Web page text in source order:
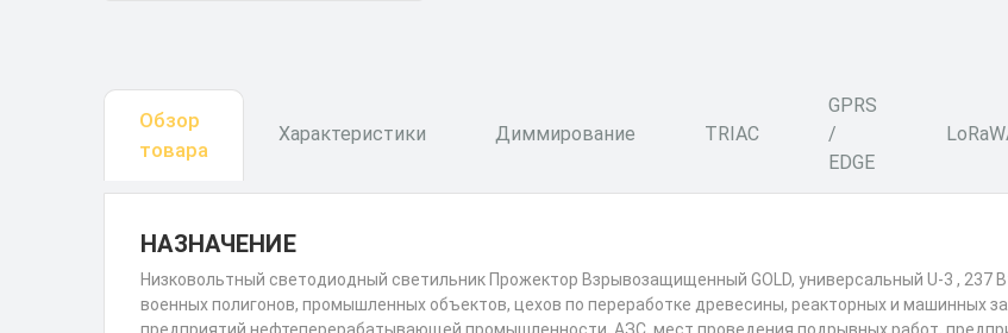
Обзор
товара
Характеристики Диммирование TRIAC
GPRS
/
EDGE
НАЗНАЧЕНИЕ
Низковольтный светодиодный светильник Прожектор Взрывозащищенный GOLD, универсальный U-3 , 237
военных полигонов, промышленных объектов, цехов по переработке древесины, реакторных и машинных